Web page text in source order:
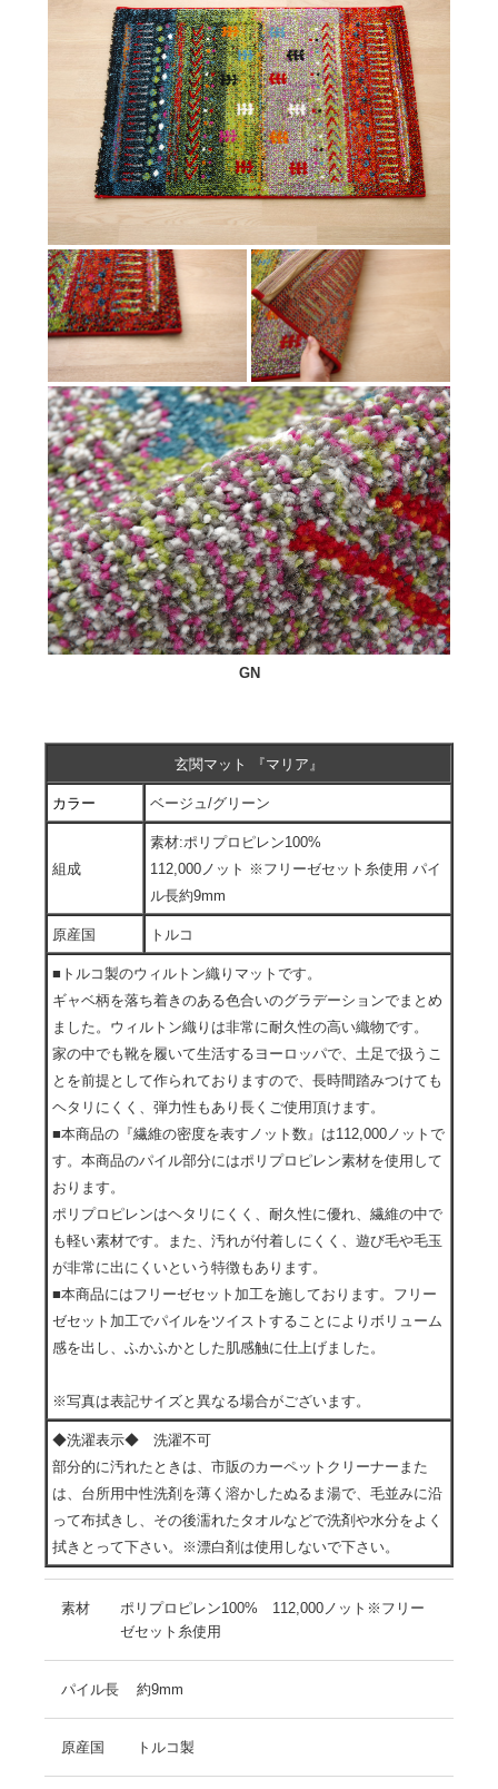
GN
玄関マット 『マリア』
カラー ベージュ/グリーン
組成
素材:ポリプロピレン100%
112,000ノット ※フリーゼセット糸使用 パイ
ル長約9mm
原産国 トルコ
■トルコ製のウィルトン織りマットです。
ギャベ柄を落ち着きのある色合いのグラデーションでまとめ
ました。ウィルトン織りは非常に耐久性の高い織物です。
家の中でも靴を履いて生活するヨーロッパで、土足で扱うこ
とを前提として作られておりますので、長時間踏みつけても
ヘタリにくく、弾力性もあり長くご使用頂けます。
■本商品の『繊維の密度を表すノット数』は112,000ノットで
す。本商品のパイル部分にはポリプロピレン素材を使用して
おります。
ポリプロピレンはヘタリにくく、耐久性に優れ、繊維の中で
も軽い素材です。また、汚れが付着しにくく、遊び毛や毛玉
が非常に出にくいという特徴もあります。
■本商品にはフリーゼセット加工を施しております。フリー
ゼセット加工でパイルをツイストすることによりボリューム
感を出し、ふかふかとした肌感触に仕上げました。
※写真は表記サイズと異なる場合がございます。
◆洗濯表示◆ 洗濯不可
部分的に汚れたときは、市販のカーペットクリーナーまた
は、台所用中性洗剤を薄く溶かしたぬるま湯で、毛並みに沿
って布拭きし、その後濡れたタオルなどで洗剤や水分をよく
拭きとって下さい。※漂白剤は使用しないで下さい。
素材
ポリプロピレン100% 112,000ノット※フリー
ゼセット糸使用
パイル長 約9mm
原産国 トルコ製